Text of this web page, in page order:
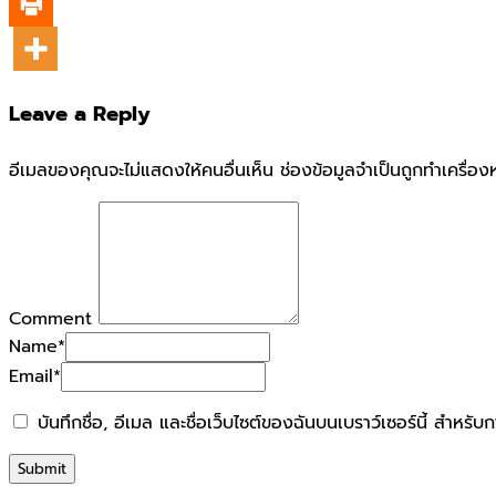
Leave a Reply
อีเมลของคุณจะไม่แสดงให้คนอื่นเห็น ช่องข้อมูลจำเป็นถูกทำเครื่อง
Comment
Name*
Email*
บันทึกชื่อ, อีเมล และชื่อเว็บไซต์ของฉันบนเบราว์เซอร์นี้ สำหรับ